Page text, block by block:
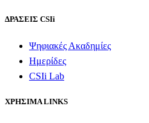
ΔΡΑΣΕΙΣ CSIi
Ψηφιακές Ακαδημίες
Ημερίδες
CSIi Lab
ΧΡΗΣΙΜΑ LINKS